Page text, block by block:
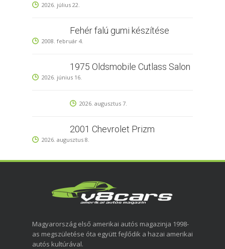
2026. július 22.
Fehér falú gumi készítése
2008. február 4.
1975 Oldsmobile Cutlass Salon
2026. június 16.
2026. augusztus 7.
2001 Chevrolet Prizm
2026. augusztus 8.
Magyarország első amerikai autós magazinja 1998-
as megszületése óta együtt fejlődik a hazai amerikai
autós kultúrával.